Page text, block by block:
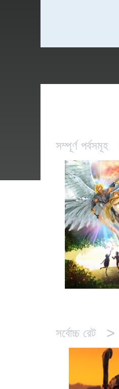
সম্পূর্ণ পর্বসমূহ
সর্বোচ্চ রেট >